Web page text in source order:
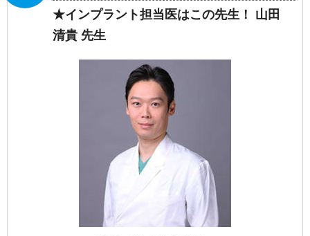
★インプラント担当医はこの先生！ 山田
清貴 先生